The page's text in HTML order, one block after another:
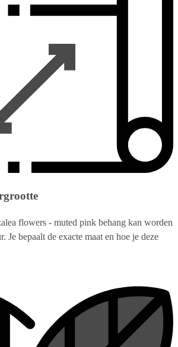
flowers - muted pink behang kan worden
Je bepaalt de exacte maat en hoe je deze